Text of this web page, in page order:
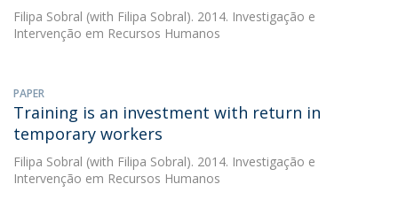
Filipa Sobral (with Filipa Sobral). 2014. Investigação e
Intervenção em Recursos Humanos
PAPER
Training is an investment with return in
temporary workers
Filipa Sobral (with Filipa Sobral). 2014. Investigação e
Intervenção em Recursos Humanos